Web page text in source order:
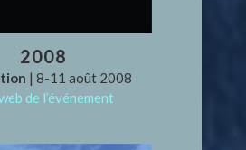
2008
| 8-11 août 2008
de l’événement